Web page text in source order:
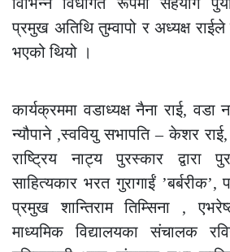
प्रमुख अतिथि तुम्वापो र अध्यक्ष
भएको थियो ।
कार्यक्रममा वडाध्यक्ष नैना राई,
न्यौपाने ,स्ववियु सभापति – केशर
राष्ट्रिय नाट्य पुरस्कार द्वारा
साहित्यकार भरत गुरागाईं
प्रमुख शान्तिराम तिम्सिना ,
माध्यमिक विद्यालयका संचालक